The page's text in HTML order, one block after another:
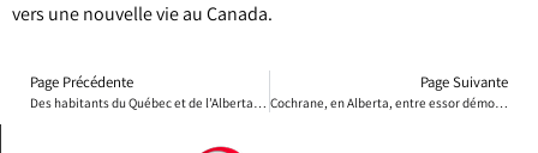
vers une nouvelle vie au Canada.
Page Précédente Page Suivante
Cochrane, en Alberta, entre essor démographique et préservation de son caractère